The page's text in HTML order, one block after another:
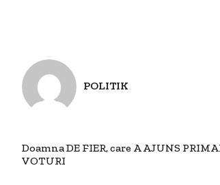
POLITIK
Doamna DE FIER, care A AJUNS
VOTURI